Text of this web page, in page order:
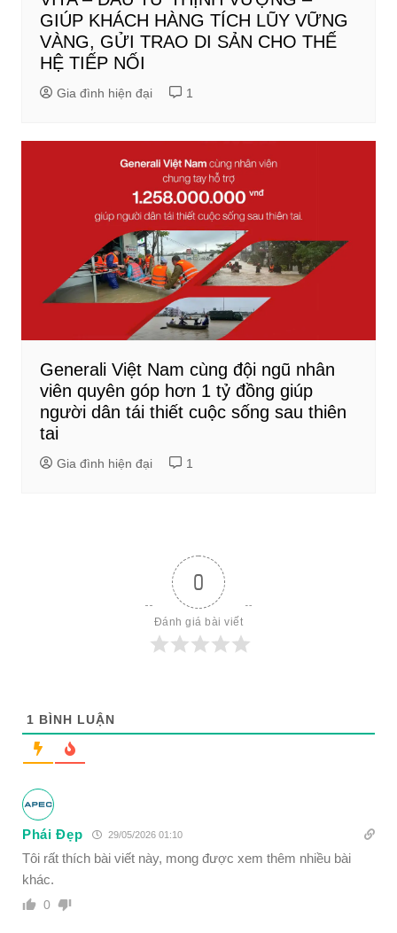
GIÚP KHÁCH HÀNG TÍCH LŨY VỮNG
VÀNG, GỬI TRAO DI SẢN CHO THẾ
HỆ TIẾP NỐI
Gia đình hiện đại 1
Generali Việt Nam cùng đội ngũ nhân
viên quyên góp hơn 1 tỷ đồng giúp
người dân tái thiết cuộc sống sau thiên
tai
Gia đình hiện đại 1
0
Đánh giá bài viết
1 BÌNH LUẬN
Phái Đẹp 29/05/2026 01:10
Tôi rất thích bài viết này, mong được xem thêm nhiều bài
khác.
0